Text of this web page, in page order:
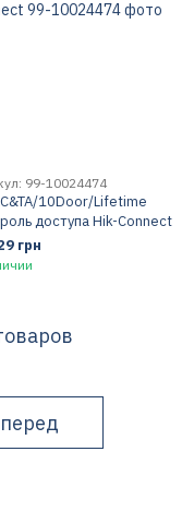
99-10024474
10Door/Lifetime
доступа Hik-Connect
грн